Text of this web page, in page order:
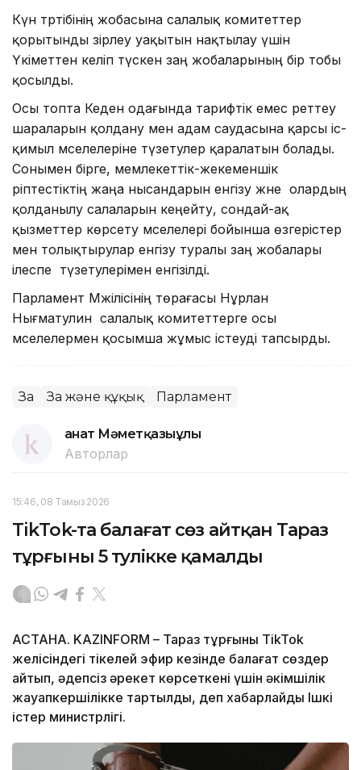
Күн тәртібінің жобасына салалық комитеттер
қорытынды әзірлеу уақытын нақтылау үшін
Үкіметтен келіп түскен заң жобаларының бір тобы
қосылды.
Осы топта Кеден одағында тарифтік емес реттеу
шараларын қолдану мен адам саудасына қарсы іс-
қимыл мәселелеріне түзетулер қаралатын болады.
Сонымен бірге, мемлекеттік-жекеменшік
әріптестіктің жаңа нысандарын енгізу және олардың
қолданылу салаларын кеңейту, сондай-ақ
қызметтер көрсету мәселелері бойынша өзгерістер
мен толықтырулар енгізу туралы заң жобалары
ілеспе түзетулерімен енгізілді.
Парламент Мәжілісінің төрағасы Нұрлан
Нығматулин салалық комитеттерге осы
мәселелермен қосымша жұмыс істеуді тапсырды.
Заң Заң және құқық Парламент
Қанат Мәметқазыұлы
Авторлар
15:46, 08 Тамыз 2026
TikTok-та балағат сөз айтқан Тараз
тұрғыны 5 тәулікке қамалды
АСТАНА. KAZINFORM – Тараз тұрғыны TikTok
желісіндегі тікелей эфир кезінде балағат сөздер
айтып, әдепсіз әрекет көрсеткені үшін әкімшілік
жауапкершілікке тартылды, деп хабарлайды Ішкі
істер министрлігі.